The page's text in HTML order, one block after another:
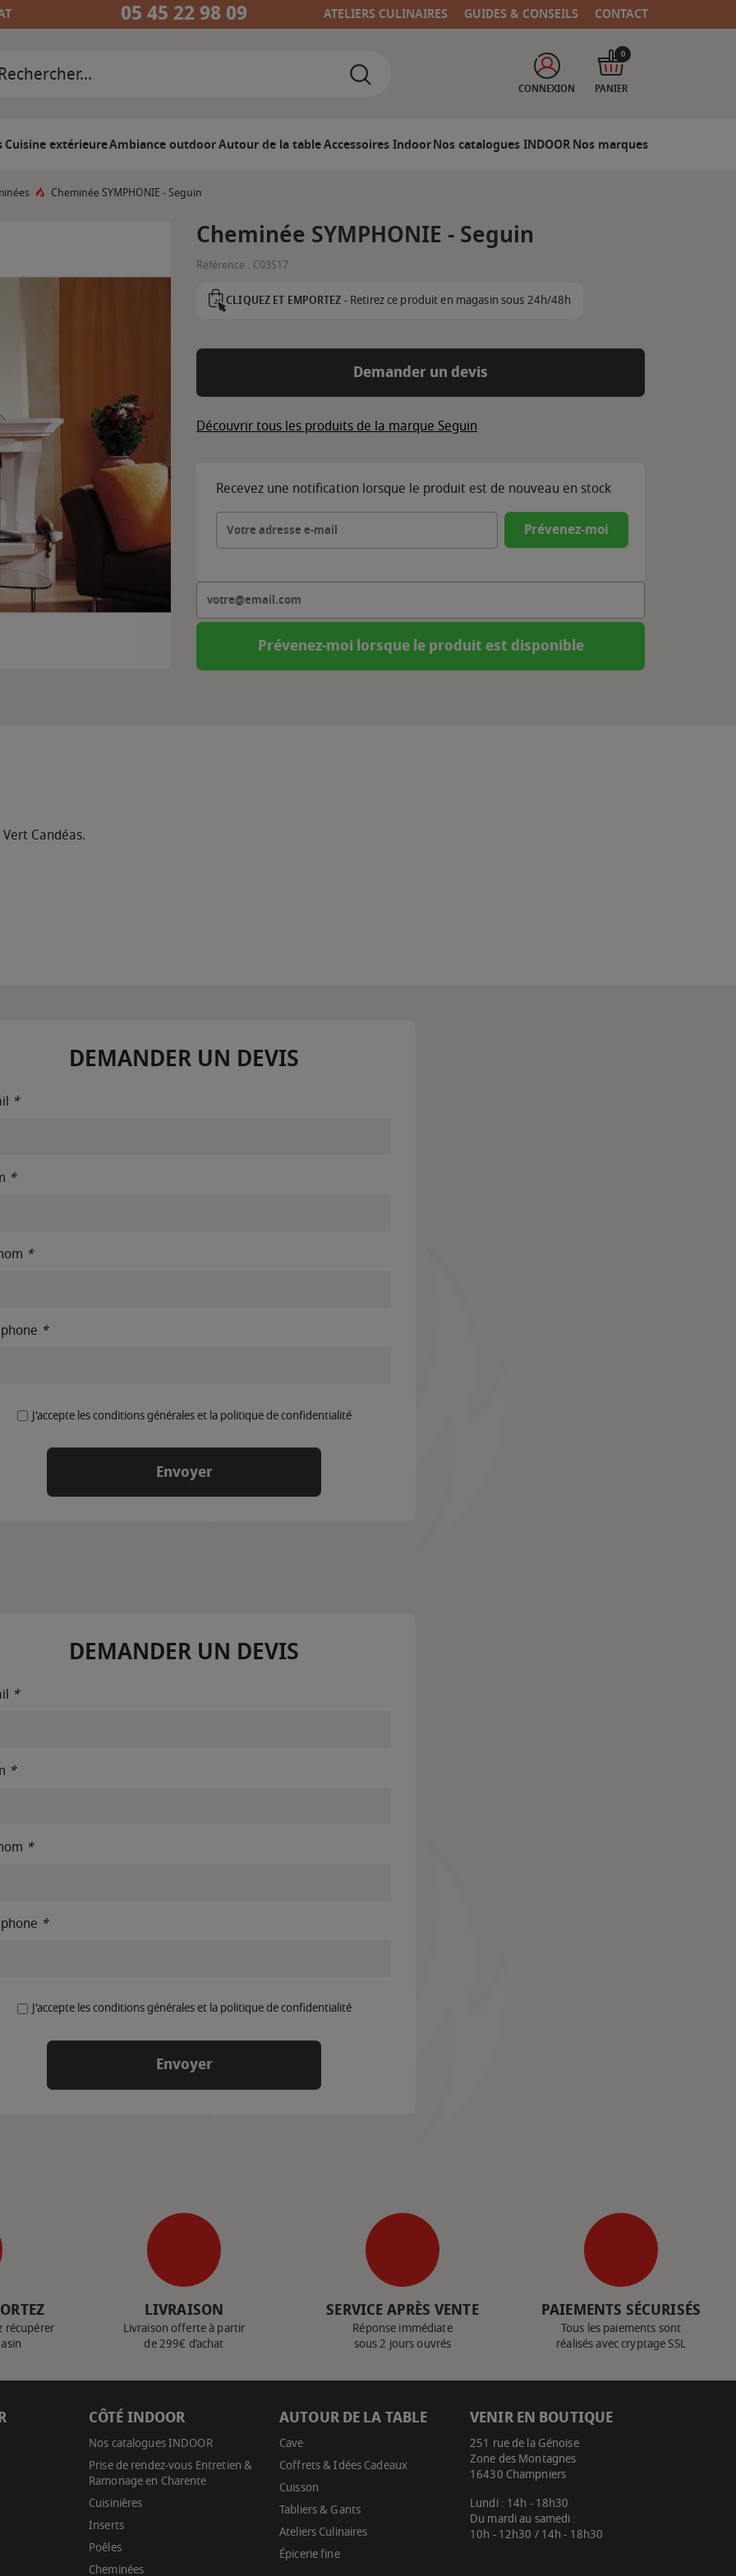
05 45 22 98 09 ATELIERS CULINAIRES GUIDES & CONSEILS CONTACT
CONNEXION PANIER
0
Cuisine extérieureAmbiance outdoorAutour de la tableAccessoires IndoorNos catalogues INDOORNos marques
Cheminée SYMPHONIE - Seguin
Cheminée SYMPHONIE - Seguin
Référence : C03S17
CLIQUEZ ET EMPORTEZ -Retirez ce produit en magasin sous 24h/48h
Demander un devis
Découvrir tous les produits de la marque Seguin
Recevez une notification lorsque le produit est de nouveau en stock
Prévenez-moi
Prévenez-moi lorsque le produit est disponible
Candéas.
DEMANDER UN DEVIS
*
*
*
*
J'accepte les conditions générales et la politique de confidentialité
DEMANDER UN DEVIS
*
*
*
*
J'accepte les conditions générales et la politique de confidentialité
récupérer
LIVRAISON
Livraison offerte à partir
de 299€ d’achat
SERVICE APRÈS VENTE
Réponse immédiate
sous 2 jours ouvrés
PAIEMENTS SÉCURISÉS
Tous les paiements sont
réalisés avec cryptage SSL
CÔTÉ INDOOR
Nos catalogues INDOOR
Prise de rendez-vous Entretien &
Ramonage en Charente
Cuisinières
Inserts
Poêles
Cheminées
AUTOUR DE LA TABLE
Cave
Coffrets & Idées Cadeaux
Cuisson
Tabliers & Gants
Ateliers Culinaires
Épicerie fine
VENIR EN BOUTIQUE
251 rue de la Génoise
Zone des Montagnes
16430 Champniers
Lundi : 14h - 18h30
Du mardi au samedi :
10h - 12h30 / 14h - 18h30